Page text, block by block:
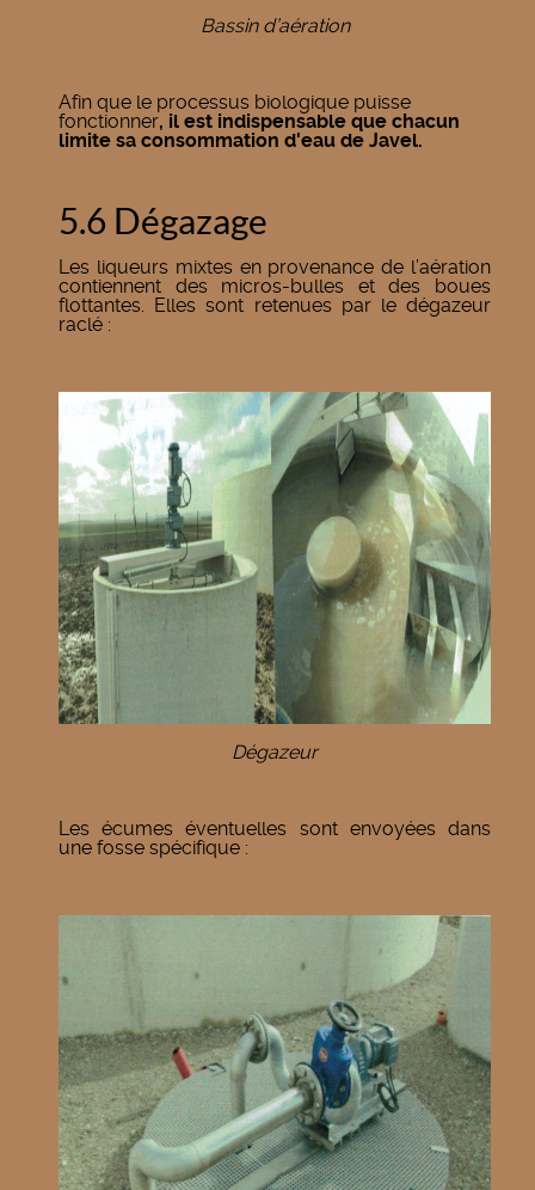
Bassin d’aération
Afin que le processus biologique puisse
fonctionner, il est indispensable que chacun
limite sa consommation d'eau de Javel.
5.6 Dégazage
Les liqueurs mixtes en provenance de l’aération
contiennent des micros-bulles et des boues
flottantes. Elles sont retenues par le dégazeur
raclé :
Dégazeur
Les écumes éventuelles sont envoyées dans
une fosse spécifique :